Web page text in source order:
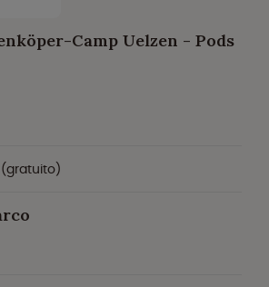
Camp Uelzen - Pods